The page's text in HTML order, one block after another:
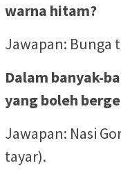
warna hitam?
Jawapan: Bunga
Dalam banyak-
yang boleh
Jawapan: Nasi
tayar).